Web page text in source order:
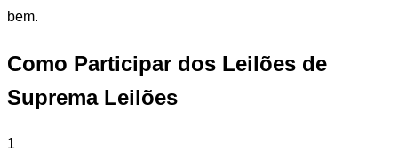
bem.
Como Participar dos Leilões de
Suprema Leilões
1